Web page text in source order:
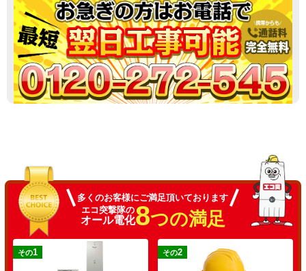
多くのお客様にご満足頂いております
エコ突撃隊の
オール電化8つの満足
その1 その2